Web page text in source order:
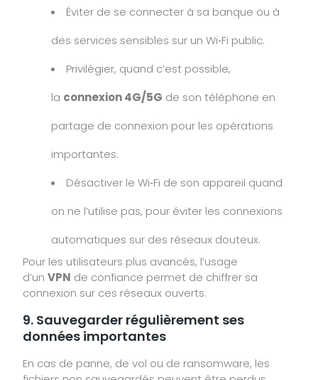
Éviter de se connecter à sa banque ou à
des services sensibles sur un Wi‑Fi public.
Privilégier, quand c’est possible,
la connexion 4G/5G de son téléphone en
partage de connexion pour les opérations
importantes.
Désactiver le Wi‑Fi de son appareil quand
on ne l’utilise pas, pour éviter les connexions
automatiques sur des réseaux douteux.
Pour les utilisateurs plus avancés, l’usage
d’unVPN de confiance permet de chiffrer sa
connexion sur ces réseaux ouverts.
9. Sauvegarder régulièrement ses
données importantes
En cas de panne, de vol ou de ransomware, les